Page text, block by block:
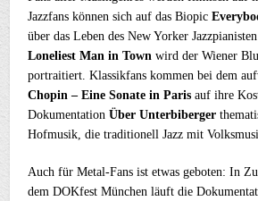
Jazzfans können sich auf das Biopic
über das Leben des New Yorker
Loneliest Man in Town wird der Wiener
portraitiert. Klassikfans kommen bei dem
Chopin – Eine Sonate in Paris auf ihre
DokumentationÜber Unterbiberger
Hofmusik, die traditionell Jazz mit
Auch für Metal-Fans ist etwas geboten: In
dem DOKfest München läuft die